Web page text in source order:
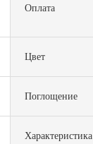
Оплата
Цвет
Поглощение
Характеристика